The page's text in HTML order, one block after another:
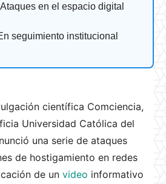
Ataques en el espacio digital
seguimiento institucional
científica Comciencia,
Universidad Católica del
una serie de ataques
de hostigamiento en redes
de un video informativo